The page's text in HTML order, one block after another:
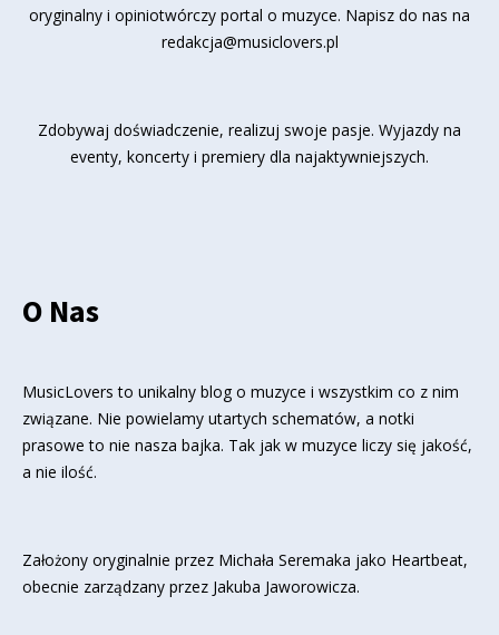
oryginalny i opiniotwórczy portal o muzyce. Napisz do nas na
redakcja@musiclovers.pl
Zdobywaj doświadczenie, realizuj swoje pasje. Wyjazdy na
eventy, koncerty i premiery dla najaktywniejszych.
O Nas
MusicLovers to unikalny blog o muzyce i wszystkim co z nim
związane. Nie powielamy utartych schematów, a notki
prasowe to nie nasza bajka. Tak jak w muzyce liczy się jakość,
a nie ilość.
Założony oryginalnie przez Michała Seremaka jako Heartbeat,
obecnie zarządzany przez Jakuba Jaworowicza.